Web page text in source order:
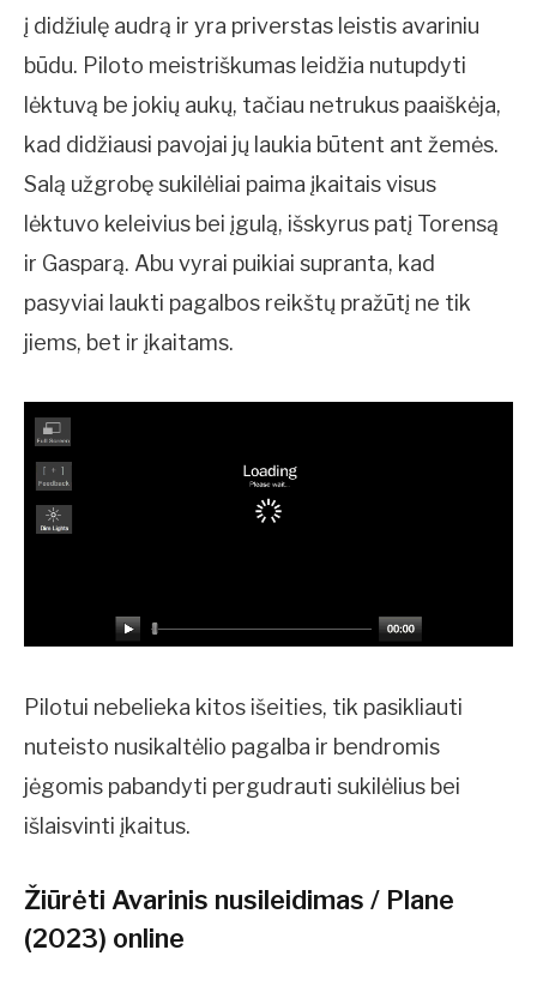
į didžiulę audrą ir yra priverstas leistis avariniu
būdu. Piloto meistriškumas leidžia nutupdyti
lėktuvą be jokių aukų, tačiau netrukus paaiškėja,
kad didžiausi pavojai jų laukia būtent ant žemės.
Salą užgrobę sukilėliai paima įkaitais visus
lėktuvo keleivius bei įgulą, išskyrus patį Torensą
ir Gasparą. Abu vyrai puikiai supranta, kad
pasyviai laukti pagalbos reikštų pražūtį ne tik
jiems, bet ir įkaitams.
Pilotui nebelieka kitos išeities, tik pasikliauti
nuteisto nusikaltėlio pagalba ir bendromis
jėgomis pabandyti pergudrauti sukilėlius bei
išlaisvinti įkaitus.
Žiūrėti Avarinis nusileidimas / Plane
(2023) online